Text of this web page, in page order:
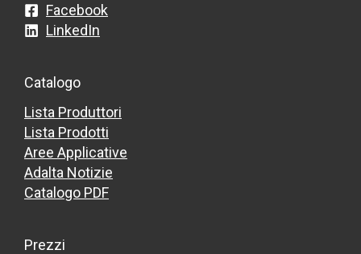
Facebook
LinkedIn
Catalogo
Lista Produttori
Lista Prodotti
Aree Applicative
Adalta Notizie
Catalogo PDF
Prezzi